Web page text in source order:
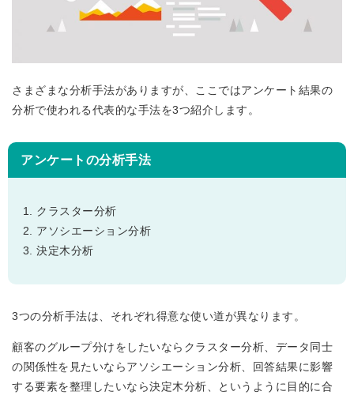
さまざまな分析手法がありますが、ここではアンケート結果の
分析で使われる代表的な手法を3つ紹介します。
アンケートの分析手法
クラスター分析
アソシエーション分析
決定木分析
3つの分析手法は、それぞれ得意な使い道が異なります。
顧客のグループ分けをしたいならクラスター分析、データ同士
の関係性を見たいならアソシエーション分析、回答結果に影響
する要素を整理したいなら決定木分析、というように目的に合